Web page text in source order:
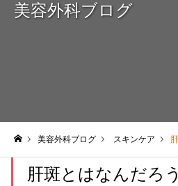
美容外科ブログ
美容外科ブログ スキンケア 肝
肝斑とはなんだろ